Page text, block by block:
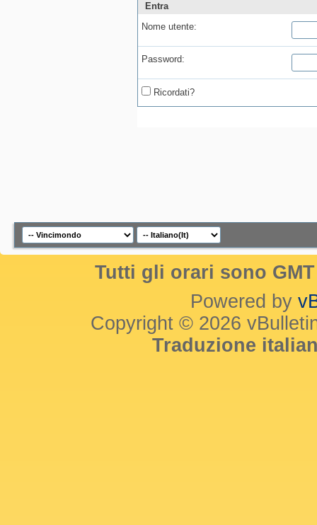
Entra
Nome utente:
Password:
Ricordati?
Tutti gli orari sono
Powered by
Copyright © 2026
Traduzione